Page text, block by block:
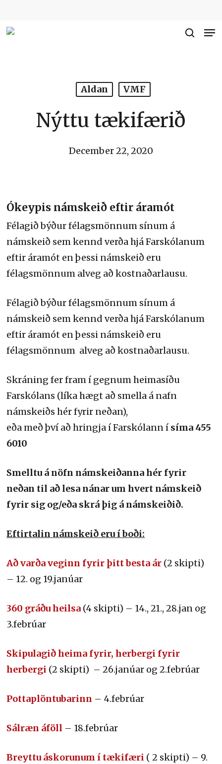
Aldan VMF
Nýttu tækifærið
December 22, 2020
Ókeypis námskeið eftir áramót
Félagið býður félagsmönnum sínum á
námskeið sem kennd verða hjá Farskólanum
eftir áramót en þessi námskeið eru
félagsmönnum alveg að kostnaðarlausu.
Félagið býður félagsmönnum sínum á
námskeið sem kennd verða hjá Farskólanum
eftir áramót en þessi námskeið eru
félagsmönnum alveg að kostnaðarlausu.
Skráning fer fram í gegnum heimasíðu
Farskólans (líka hægt að smella á nafn
námskeiðs hér fyrir neðan),
eða með því að hringja í Farskólann í síma 455
6010
Smelltu á nöfn námskeiðanna hér fyrir
neðan til að lesa nánar um hvert námskeið
fyrir sig og/eða skrá þig á námskeiðið.
Eftirtalin námskeið eru í boði:
Að varða veginn fyrir þitt besta ár (2 skipti)
– 12. og 19.janúar
360 gráðu heilsa (4 skipti) – 14., 21., 28.jan og
3.febrúar
Skipulagið heima fyrir, herbergi fyrir
herbergi (2 skipti) – 26.janúar og 2.febrúar
Pottaplöntubarinn – 4.febrúar
Sálræn áföll – 18.febrúar
Breyttu áskorunum í tækifæri ( 2 skipti) – 9.
Close